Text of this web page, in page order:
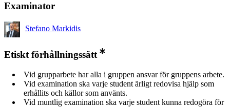
Examinator
Stefano Markidis
Etiskt förhållningssätt
Vid grupparbete har alla i gruppen ansvar för gruppens arbete.
Vid examination ska varje student ärligt redovisa hjälp som
erhållits och källor som använts.
Vid muntlig examination ska varje student kunna redogöra för